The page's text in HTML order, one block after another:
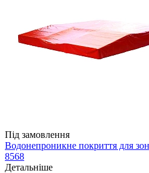
Під замовлення
Водонепроникне покриття для
8568
Детальніше